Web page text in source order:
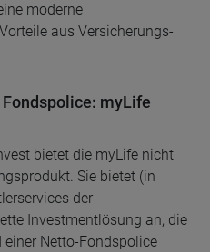
moderne
aus Versicherungs-
Fondspolice: myLife
bietet die myLife nicht
Sie bietet (in
der
Investmentlösung an, die
einer Netto-Fondspolice